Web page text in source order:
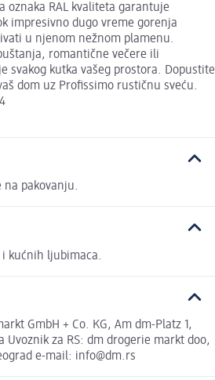
oznaka RAL kvaliteta garantuje
impresivno dugo vreme gorenja
u njenom nežnom plamenu.
romantične večere ili
svakog kutka vašeg prostora. Dopustite
dom uz Profissimo rustičnu sveću.
pakovanju.
i kućnih ljubimaca.
GmbH + Co. KG, Am dm-Platz 1,
Uvoznik za RS: dm drogerie markt doo,
e-mail: info@dm.rs